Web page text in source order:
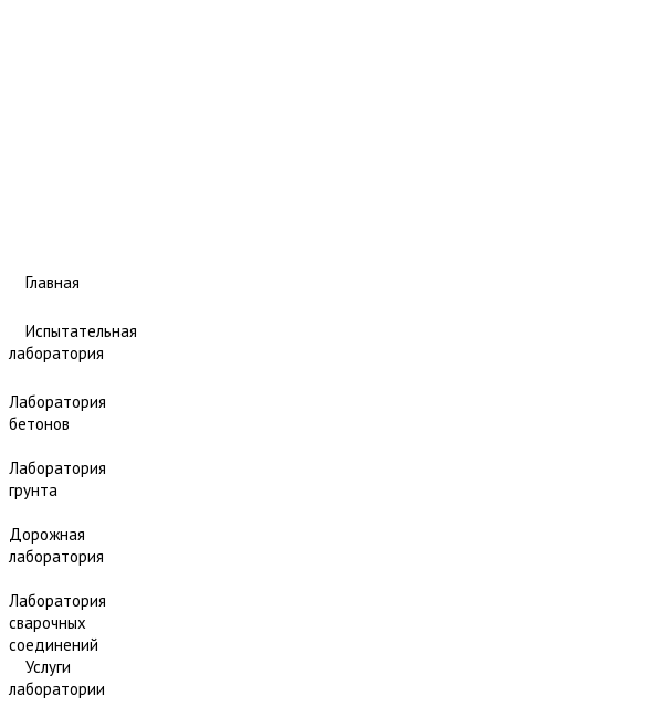
Главная
Испытательная
лаборатория
Лаборатория
бетонов
Лаборатория
грунта
Дорожная
лаборатория
Лаборатория
сварочных
соединений
Услуги
лаборатории